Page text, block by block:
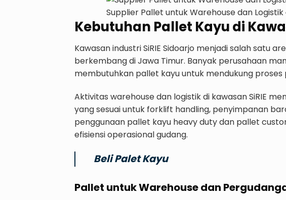
Supplier Pallet untuk Warehouse dan Logistik
Kebutuhan Pallet Kayu di
Kawasan industri SiRIE Sidoarjo menjadi salah satu
berkembang di Jawa Timur. Banyak perusahaan
membutuhkan pallet kayu untuk mendukung
Aktivitas warehouse dan logistik di kawasan SiRIE
yang sesuai untuk forklift handling, penyimpanan
penggunaan pallet kayu heavy duty dan pallet
efisiensi operasional gudang.
Beli Palet Kayu
Pallet untuk Warehouse dan